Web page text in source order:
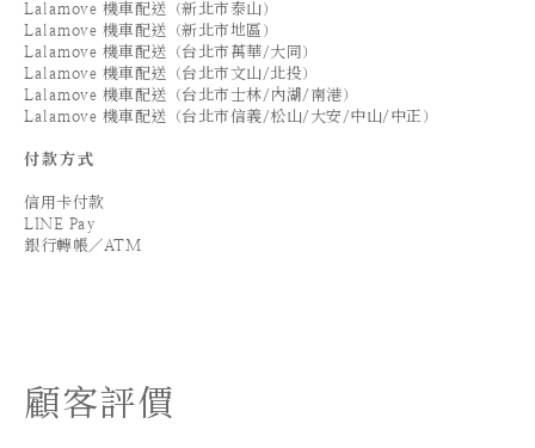
Lalamove 機車配送（新北市泰山）
Lalamove 機車配送（新北市地區）
Lalamove 機車配送（台北市萬華/大同）
Lalamove 機車配送（台北市文山/北投）
Lalamove 機車配送（台北市士林/內湖/南港）
Lalamove 機車配送（台北市信義/松山/大安/中山/中正）
付款方式
信用卡付款
LINE Pay
銀行轉帳／ATM
顧客評價